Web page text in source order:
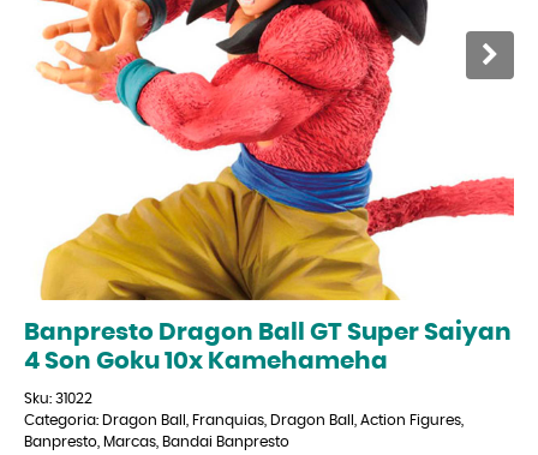
Banpresto Dragon Ball GT Super Saiyan
4 Son Goku 10x Kamehameha
Sku: 31022
Categoria: Dragon Ball Franquias Dragon Ball Action Figures
Banpresto Marcas Bandai Banpresto